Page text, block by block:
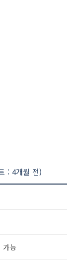
: 4개월 전)
가능